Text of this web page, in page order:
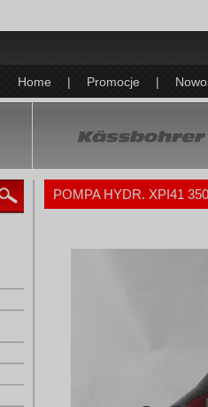
Home | Promocje |
POMPA HYDR. XPI41